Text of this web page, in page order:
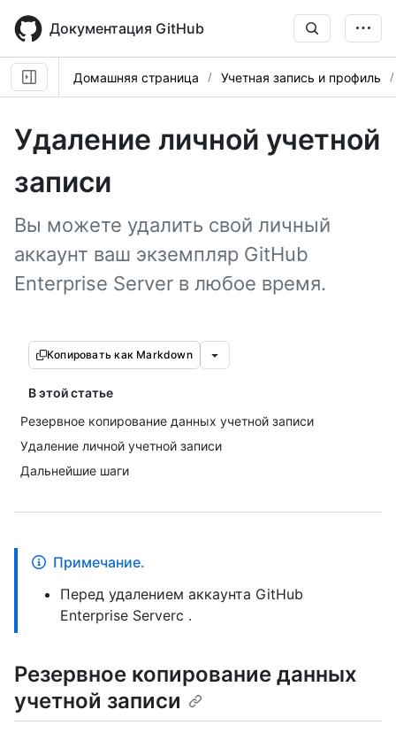
main
content
Документация GitHub
Домашняя страница Учетная запись и профиль
Удаление личной учетной
записи
Вы можете удалить свой личный
аккаунт ваш экземпляр GitHub
Enterprise Server в любое время.
Копировать как Markdown
В этой статье
Резервное копирование данных учетной записи
Удаление личной учетной записи
Дальнейшие шаги
Примечание.
Перед удалением аккаунта GitHub
Enterprise Serverс .
Резервное копирование данных
учетной записи